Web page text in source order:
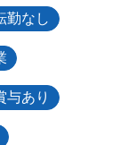
勤なし
与あり